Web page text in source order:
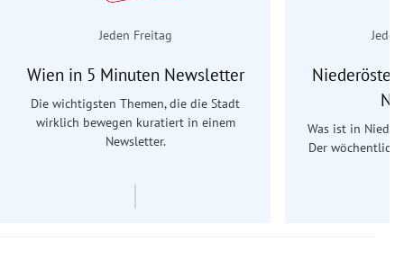
Jeden Freitag
Wien in 5 Minuten Newsletter
Die wichtigsten Themen, die die Stadt
wirklich bewegen kuratiert in einem
Newsletter.
Was ist in
Der